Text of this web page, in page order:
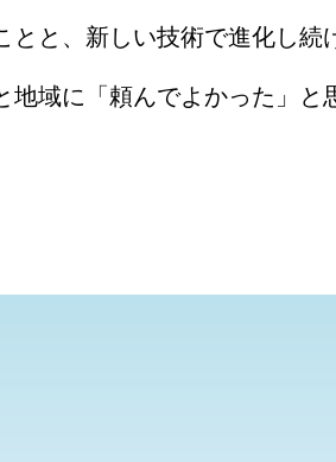
と、新しい技術で進化し続
地域に「頼んでよかった」と